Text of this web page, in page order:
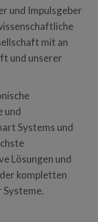
und Impulsgeber
mit an
und unserer
und
Systems und
Lösungen und
kompletten